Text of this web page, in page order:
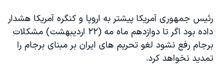
رئیس جمهوری آمریکا پیشتر به اروپا و کنگره آمریکا هشدار
داده بود اگر تا دوازدهم ماه مه (۲۲ اردیبهشت) مشکلات
برجام رفع نشود لغو تحریم های ایران بر مبنای برجام را
تمدید نخواهد کرد.